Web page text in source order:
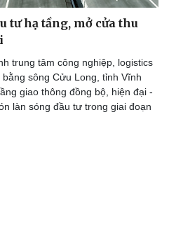
tư hạ tầng, mở cửa thu
trung tâm công nghiệp, logistics
sông Cửu Long, tỉnh Vĩnh
giao thông đồng bộ, hiện đại -
làn sóng đầu tư trong giai đoạn